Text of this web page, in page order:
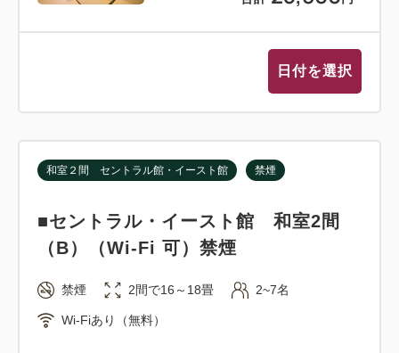
日付を選択
和室２間 セントラル館・イースト館 禁煙
■セントラル・イースト館 和室2間
（B）（Wi-Fi 可）禁煙
禁煙 2間で16～18畳 2~7名
Wi-Fiあり（無料）